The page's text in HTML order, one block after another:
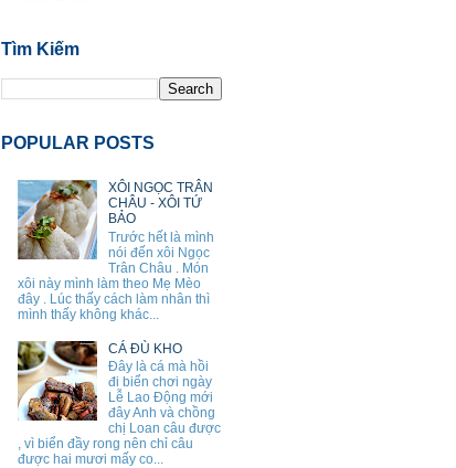
Tìm Kiếm
POPULAR POSTS
XÔI NGỌC TRÂN
CHÂU - XÔI TỨ
BẢO
Trước hết là mình
nói đến xôi Ngọc
Trân Châu . Món
xôi này mình làm theo Mẹ Mèo
đây . Lúc thấy cách làm nhân thì
mình thấy không khác...
CÁ ĐÙ KHO
Đây là cá mà hồi
đi biển chơi ngày
Lễ Lao Động mới
đây Anh và chồng
chị Loan câu được
, vì biển đầy rong nên chỉ câu
được hai mươi mấy co...